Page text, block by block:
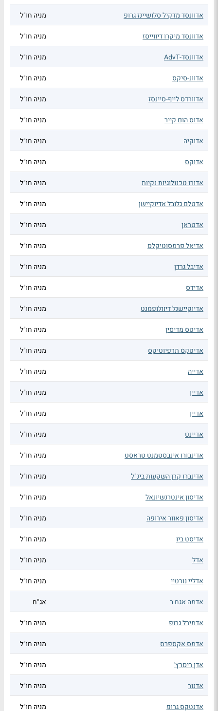
אדוונסד מדקיל סלושיינז גרופ מניה חו"ל
אדוונסד מיקרו דיווייסז מניה חו"ל
אדוונסד-AdvT מניה חו"ל
אדוונ-סיקס מניה חו"ל
אדוורדס לייף-סיינסז מניה חו"ל
אדוס הום קייר מניה חו"ל
אדוקיה מניה חו"ל
אדוקס מניה חו"ל
אדורו טכנולוגיות נקיות מניה חו"ל
אדטלם גלובל אדיוקיישן מניה חו"ל
אדטראן מניה חו"ל
אדיאל פרמסוטיקלס מניה חו"ל
אדיבל גרדן מניה חו"ל
אדידס מניה חו"ל
אדיוקיישנל דיוולופמנט מניה חו"ל
אדיטס מדיסין מניה חו"ל
אדיטקס תרפיוטיקס מניה חו"ל
אדייה מניה חו"ל
אדיין מניה חו"ל
אדיין מניה חו"ל
אדיינט מניה חו"ל
אדינבורו אינבסטמנט טראסט מניה חו"ל
אדינברו קרן השקעות בינ"ל מניה חו"ל
אדיסון אינטרנשיונאל מניה חו"ל
אדיסון פאוור אירופה מניה חו"ל
אדיסט ביו מניה חו"ל
אדל מניה חו"ל
אדליי נורטיי מניה חו"ל
אדמה אגח ב אג"ח
אדמירל גרופ מניה חו"ל
אדמס אקספרס מניה חו"ל
אדן ריסרץ' מניה חו"ל
אדנור מניה חו"ל
אדנטקס גרופ מניה חו"ל